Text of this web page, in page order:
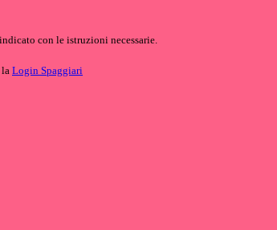
con le istruzioni necessarie.
la Login Spaggiari